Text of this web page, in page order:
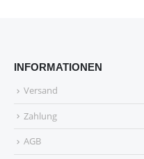
INFORMATIONEN
Versand
Zahlung
AGB